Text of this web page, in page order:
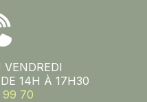
14H À 17H30
99 70